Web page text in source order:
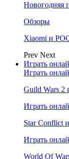
Новогодняя
Обзоры
Xiaomi и
Prev Next
Играть
Играть
Guild Wars 2
Играть
Star Conflict
Играть
World Of